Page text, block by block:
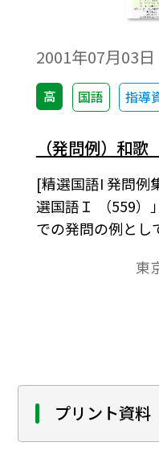
2001年07月03日
高 国語 指導
（発問例）和
[精選国語I 発問
選国語Ｉ （559）
での発問の例とし
い｡「テキストダ
東
プリント資料